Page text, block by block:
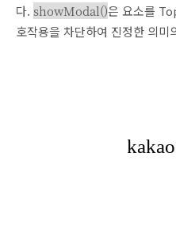
다. showModal()은 요소를
호작용을 차단하여 진정한 의미